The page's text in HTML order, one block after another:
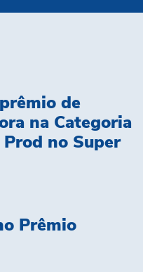
de
na Categoria
Prod no Super
Prêmio